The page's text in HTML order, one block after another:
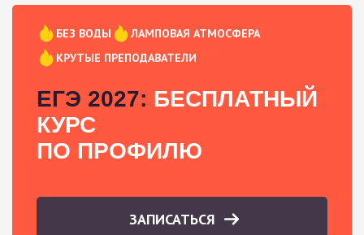
БЕЗ ВОДЫ
ЛАМПОВАЯ АТМОСФЕРА
КРУТЫЕ ПРЕПОДАВАТЕЛИ
ЕГЭ 2027: БЕСПЛАТНЫЙ
КУРС
ПО ПРОФИЛЮ
ЗАПИСАТЬСЯ